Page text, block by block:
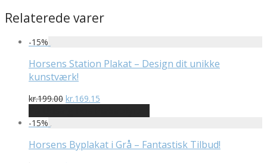
Relaterede varer
-15%
Horsens Station Plakat – Design dit unikke
kunstværk!
kr.199.00 Den
pris
kr.199.00.
kr.169.15
pris
kr.169.15.
-15%
Horsens Byplakat i Grå – Fantastisk Tilbud!